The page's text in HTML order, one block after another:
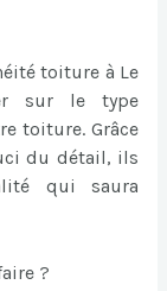
toiture à Le
sur le type
toiture. Grâce
du détail, ils
qui saura
?